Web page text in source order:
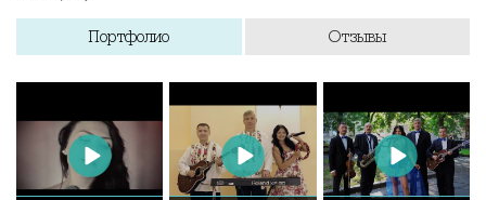
Портфолио Отзывы